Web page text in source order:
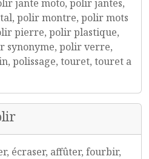
jante moto, polir jantes,
polir montre, polir mots
pierre, polir plastique,
synonyme, polir verre,
polissage, touret, touret a
écraser, affûter, fourbir,